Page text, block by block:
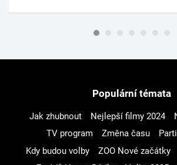
Populární témata
Jak zhubnout Nejlepší filmy 2024
TV program
Změna času
Kdy budou volby
ZOO Nové začátky